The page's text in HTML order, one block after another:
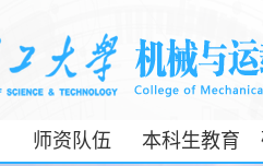
师资队伍 本科生教育